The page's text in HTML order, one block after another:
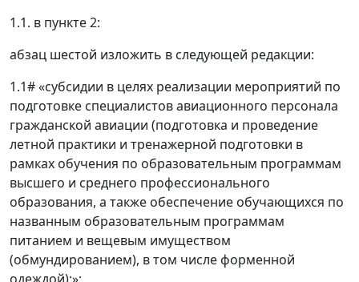
1.1. в пункте 2:
абзац шестой изложить в следующей редакции:
1.1# «субсидии в целях реализации мероприятий по
подготовке специалистов авиационного персонала
гражданской авиации (подготовка и проведение
летной практики и тренажерной подготовки в
рамках обучения по образовательным программам
высшего и среднего профессионального
образования, а также обеспечение обучающихся по
названным образовательным программам
питанием и вещевым имуществом
(обмундированием), в том числе форменной